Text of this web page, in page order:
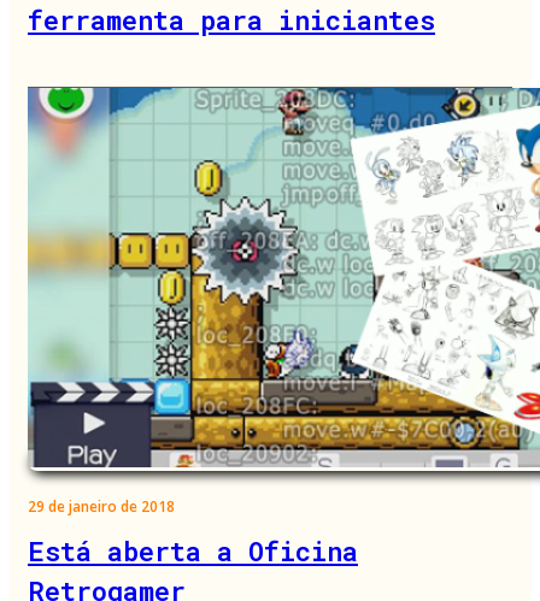
ferramenta para iniciantes
29 de janeiro de 2018
Está aberta a Oficina
Retrogamer